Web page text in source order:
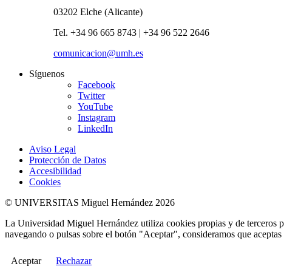
03202 Elche (Alicante)
Tel. +34 96 665 8743 | +34 96 522 2646
comunicacion@umh.es
Síguenos
Facebook
Twitter
YouTube
Instagram
LinkedIn
Aviso Legal
Protección de Datos
Accesibilidad
Cookies
© UNIVERSITAS Miguel Hernández 2026
La Universidad Miguel Hernández utiliza cookies propias y de terceros
navegando o pulsas sobre el botón "Aceptar", consideramos que
Aceptar Rechazar